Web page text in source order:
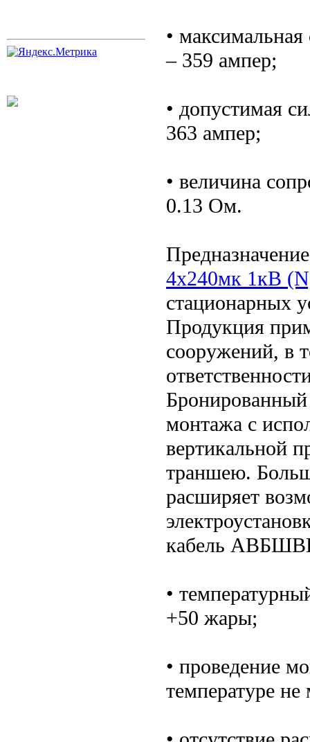
•
– 359 ампер;
• допустимая
363 ампер;
• величина
0.13 Ом.
4х240мк 1кВ
стационарных
Продукция
сооружений, в
Бронированный
монтажа с
вертикальной
траншею.
расширяет
кабель
•
+50 жары;
• проведение
температуре не